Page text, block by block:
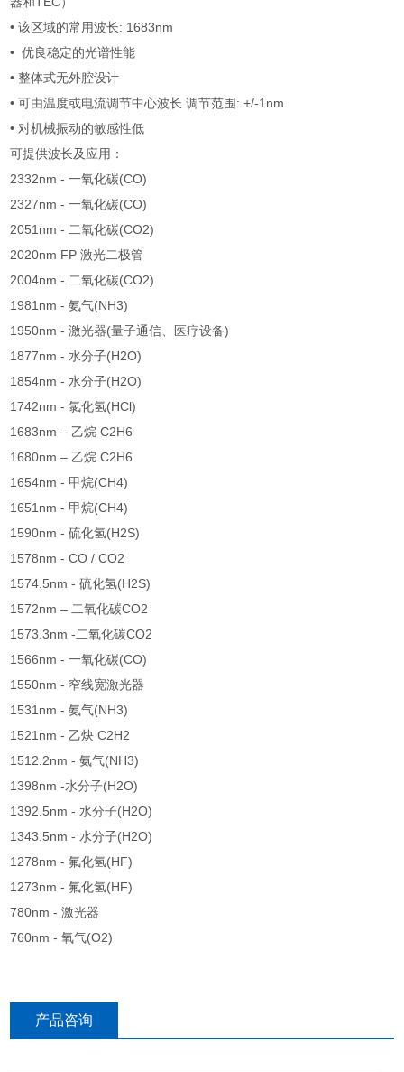
• 该区域的常用波长: 1683nm
• 优良稳定的光谱性能
• 整体式无外腔设计
• 可由温度或电流调节中心波长 调节范围: +/-1nm
• 对机械振动的敏感性低
可提供波长及应用：
2332nm - 一氧化碳(CO)
2327nm - 一氧化碳(CO)
2051nm - 二氧化碳(CO2)
2020nm FP 激光二极管
2004nm - 二氧化碳(CO2)
1981nm - 氨气(NH3)
1950nm - 激光器(量子通信、医疗设备)
1877nm - 水分子(H2O)
1854nm - 水分子(H2O)
1742nm - 氯化氢(HCl)
1683nm – 乙烷 C2H6
1680nm – 乙烷 C2H6
1654nm - 甲烷(CH4)
1651nm - 甲烷(CH4)
1590nm - 硫化氢(H2S)
1578nm - CO / CO2
1574.5nm - 硫化氢(H2S)
1572nm – 二氧化碳CO2
1573.3nm -二氧化碳CO2
1566nm - 一氧化碳(CO)
1550nm - 窄线宽激光器
1531nm - 氨气(NH3)
1521nm - 乙炔 C2H2
1512.2nm - 氨气(NH3)
1398nm -水分子(H2O)
1392.5nm - 水分子(H2O)
1343.5nm - 水分子(H2O)
1278nm - 氟化氢(HF)
1273nm - 氟化氢(HF)
780nm - 激光器
760nm - 氧气(O2)
产品咨询